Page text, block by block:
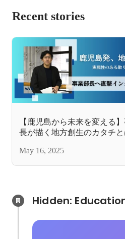
Recent stories
【鹿児島から未来を変える
長が描く地方創生のカタチと
May 16, 2025